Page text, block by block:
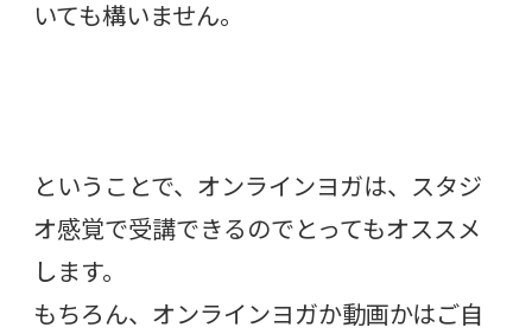
いても構いません。
ということで、オンラインヨガは、スタジ
オ感覚で受講できるのでとってもオススメ
します。
もちろん、オンラインヨガか動画かはご自